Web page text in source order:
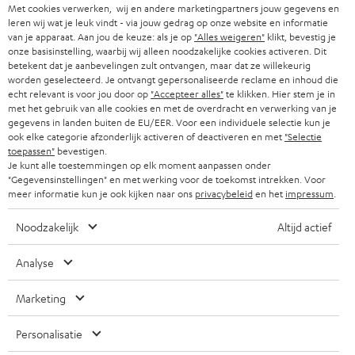
b
r
i
e
f
SMART HOME
BLUETOOTH
KOPTELEFOONS
BLUETOOTH KOPTELEFOONS
COMPLETE SETS
SPEAKERS
FANSHOP
NIEUWKOMERS
B2B
PARTNERPROGRAMMA
BLOG
NEWSLETTER
STORES
TEUFEL VOORDELEN
TEUFEL STORY
MANAGEMENT
DUURZAAMHEID
NORMEN EN WAARDES
ZWITSERLAND
NEDERLAND
BELGIË
FRANKRIJK
SPANJE
ITALIË
'Kennelijke' (typ)fouten voorbehouden. De op de foto's afgebeelde
accessoires zijn niet bij de levering inbegrepen. Eventuele
verwijderingskosten voor batterijen zijn bij de prijs inbegrepen.
Met cookies verwerken, wij en andere marketingpartners jouw gegevens en
leren wij wat je leuk vindt - via jouw gedrag op onze website en informatie
van je apparaat. Aan jou de keuze: als je op "Alles weigeren" klikt, bevestig je
onze basisinstelling, waarbij wij alleen noodzakelijke cookies activeren. Dit
betekent dat je aanbevelingen zult ontvangen, maar dat ze willekeurig
worden geselecteerd. Je ontvangt gepersonaliseerde reclame en inhoud die
echt relevant is voor jou door op "Accepteer alles"te klikken. Hier stem je in
met het gebruik van alle cookies en met de overdracht en verwerking van je
gegevens in landen buiten de EU/EER. Voor een individuele selectie kun je
ook elke categorie afzonderlijk activeren of deactiveren en met "Selectie
toepassen" bevestigen.
Je kunt alle toestemmingen op elk moment aanpassen onder
"Gegevensinstellingen" en met werking voor de toekomst intrekken. Voor
meer informatie kun je ook kijken naar ons privacybeleiden het impressum
Noodzakelijk Altijd actief
Analyse
Marketing
Personalisatie